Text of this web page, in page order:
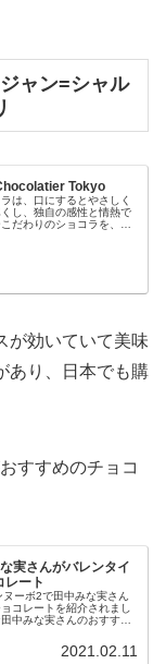
ャン=シャル
Tokyo
は、口にするとやさしく
し、独自の感性と情熱で
だわりのショコラを、パ
が効いていて美味
あり、日本でも購
すすめのチョコ
実さんがバレンタイ
レート
ーボ2で田中みな実さん
コレートを紹介されまし
中みな実さんのおすす
2021.02.11